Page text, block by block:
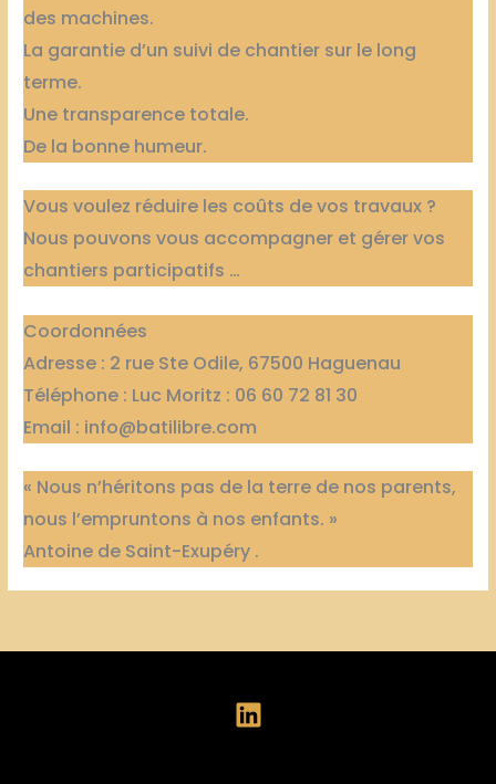
des machines.
La garantie d’un suivi de chantier sur le long
terme.
Une transparence totale.
De la bonne humeur.
Vous voulez réduire les coûts de vos travaux ?
Nous pouvons vous accompagner et gérer vos
chantiers participatifs …
Coordonnées
Adresse : 2 rue Ste Odile, 67500 Haguenau
Téléphone : Luc Moritz : 06 60 72 81 30
Email : info@batilibre.com
« Nous n’héritons pas de la terre de nos parents,
nous l’empruntons à nos enfants. »
Antoine de Saint-Exupéry .